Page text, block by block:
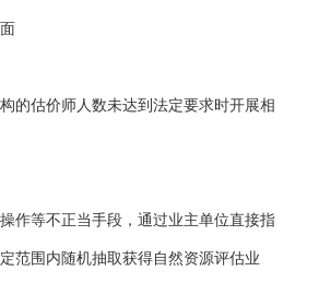
的估价师人数未达到法定要求时开展相
操作等不正当手段，通过业主单位直接指
范围内随机抽取获得自然资源评估业